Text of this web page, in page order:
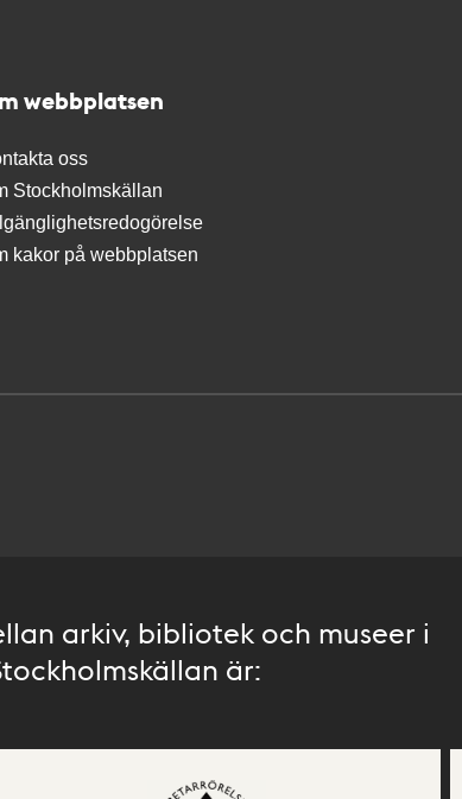
webbplatsen
oss
Stockholmskällan
kakor på webbplatsen
arkiv, bibliotek och museer i
är: